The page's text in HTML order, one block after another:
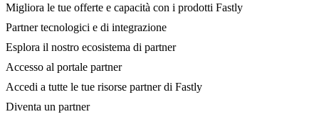
Migliora le tue offerte e capacità con i prodotti Fastly
Partner tecnologici e di integrazione
Esplora il nostro ecosistema di partner
Accesso al portale partner
Accedi a tutte le tue risorse partner di Fastly
Diventa un partner